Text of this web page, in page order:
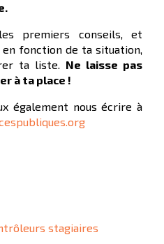
premiers conseils, et
fonction de ta situation,
ta liste. Ne laisse pas
à ta place !
également nous écrire à
stagiaires